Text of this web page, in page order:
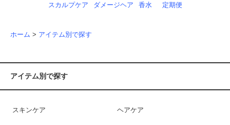
スカルプケア
ダメージヘア 香水 定期便
ホーム > アイテム別で探す
アイテム別で探す
スキンケア ヘアケア